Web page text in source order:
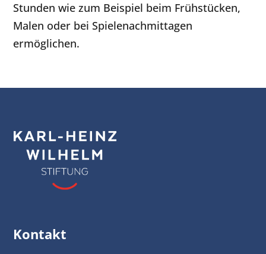
Stunden wie zum Beispiel beim Frühstücken,
Malen oder bei Spielenachmittagen
ermöglichen.
Kontakt